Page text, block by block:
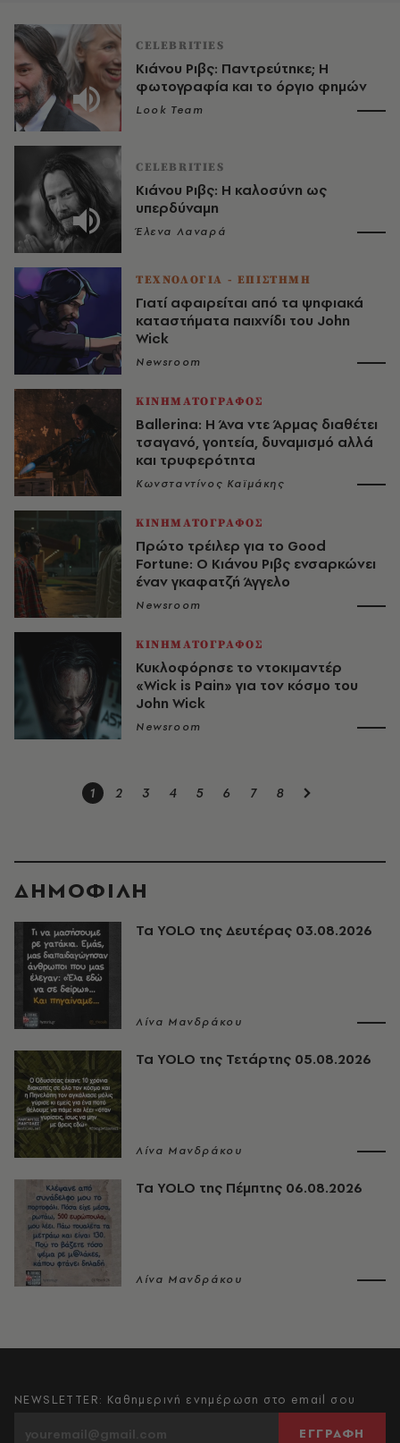
CELEBRITIES
Κιάνου Ριβς: Παντρεύτηκε; Η
φωτογραφία και το όργιο φημών
Look Team
CELEBRITIES
Κιάνου Ριβς: Η καλοσύνη ως
υπερδύναμη
Έλενα Λαναρά
ΤΕΧΝΟΛΟΓΙΑ - ΕΠΙΣΤΗΜΗ
Γιατί αφαιρείται από τα ψηφιακά
καταστήματα παιχνίδι του John
Wick
Newsroom
ΚΙΝΗΜΑΤΟΓΡΑΦΟΣ
Ballerina: Η Άνα ντε Άρμας διαθέτει
τσαγανό, γοητεία, δυναμισμό αλλά
και τρυφερότητα
Κωνσταντίνος Καϊμάκης
ΚΙΝΗΜΑΤΟΓΡΑΦΟΣ
Πρώτο τρέιλερ για το Good
Fortune: Ο Κιάνου Ριβς ενσαρκώνει
έναν γκαφατζή Άγγελο
Newsroom
ΚΙΝΗΜΑΤΟΓΡΑΦΟΣ
Κυκλοφόρησε το ντοκιμαντέρ
«Wick is Pain» για τον κόσμο του
John Wick
Newsroom
1 2 3 4 5 6 7 8
ΔΗΜΟΦΙΛΗ
Τα YOLO της Δευτέρας 03.08.2026
Λίνα Μανδράκου
Τα YOLO της Τετάρτης 05.08.2026
Λίνα Μανδράκου
Τα YOLO της Πέμπτης 06.08.2026
Λίνα Μανδράκου
NEWSLETTER: Καθημερινή ενημέρωση στο email σου
ΕΓΓΡΑΦΗ